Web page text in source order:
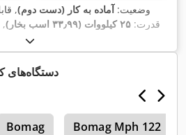
وضعیت:آماده به کار (دست دوم),
قدرت: ۲۵ کیلووات (۳۳٫۹۹ اسب بخار) ,
سال ساخت:
دستگاه‌های
Bomag Bomag Mph 122